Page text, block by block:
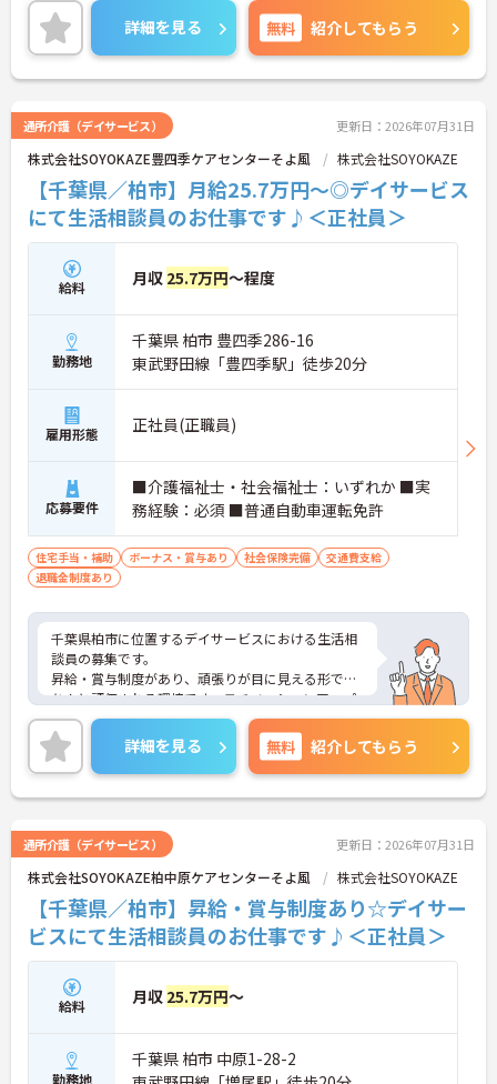
す
だけでなく新規施設の立ち上げからスタッフ採用、
入居営業まで幅広い裁量を持って活躍できます。業
界トップクラスの給与水準に加え、シニアマネージ
ャーや統括マネージャーへの明確なキャリアパスが
境です。同時に、土日を中心とした休日設定や年間
休日114日の確保、有給休暇の取得しやすい風土な
ど、管理職であってもワークライフバランスを保て
る仕組みが整っています。医療・福祉業界でのマネ
ジメント経験を活かし、チームビルディングや人材
育成を通じて、社会に必要とされる福祉インフラの
整備に大きく貢献できる、非常にやりがいのある法
人です。
★おすすめPOINT★
・新規施設であれば1～2事業所、既存施設であれば
3～4事業所を統括する裁量が与えられます。スタッ
フの採用から教育、入居に向けた営業活動まで、施
・年に1回の評価に基づく昇給制度があります。さら
に、シニアマネージャー、統括マネージャーとステ
ップを上げることで、年収600万円以上を見据えた
キャリア形成が可能です。
・シフト制ながら主に土日休みを中心とした勤務形
態であり、年間休日は114日確保されています。ご
自身のスケジュールに合わせて有給休暇の消化もし
やすく、プライベートの時間を確保しながら管理職
としてご活躍いただけます。
詳細を見る 無料 紹介してもらう
通所介護（デイサービス） 更新日：2026年07月31日
株式会社SOYOKAZE豊四季ケアセンターそよ風 株式会社SOYOKAZE
【千葉県／柏市】月給25.7万円～◎デイサービス
にて生活相談員のお仕事です♪＜正社員＞
給料 月収 25.7万円～程度
勤務地
千葉県 柏市 豊四季286-16
東武野田線「豊四季駅」徒歩20分
雇用形態 正社員(正職員)
応募要件
■介護福祉士・社会福祉士：いずれか ■実
務経験：必須 ■普通自動車運転免許
住宅手当・補助 ボーナス・賞与あり 社会保険完備
交通費支給
退職金制度あり
千葉県柏市に位置するデイサービスにおける生活相
談員の募集です。
昇給・賞与制度があり、頑張りが目に見える形でき
ちんと評価される環境です。モチベーションアップ
につながります。資格や経験を活かしながらご勤務
いただける環境です。
ご興味のある方には、面接対策ポイントなど、さら
に詳細をご案内しますのでお気軽にご相談くださ
い！
詳細を見る 無料 紹介してもらう
通所介護（デイサービス） 更新日：2026年07月31日
株式会社SOYOKAZE柏中原ケアセンターそよ風 株式会社SOYOKAZE
【千葉県／柏市】昇給・賞与制度あり☆デイサー
ビスにて生活相談員のお仕事です♪＜正社員＞
給料 月収 25.7万円～
勤務地
千葉県 柏市 中原1-28-2